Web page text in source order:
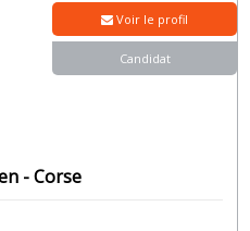
- Corse
Voir le profil
Candidat